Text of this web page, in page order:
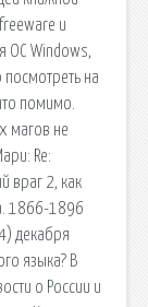
и
OC Windows,
на
помимо.
магов не
Re:
враг 2, как
1866-1896
декабря
языка? В
о России и